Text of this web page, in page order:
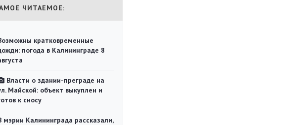
ЧИТАЕМОЕ:
кратковременные
погода в Калининграде 8
Власти о здании-преграде на
Майской: объект выкуплен и
к сносу
мэрии Калининграда рассказали,